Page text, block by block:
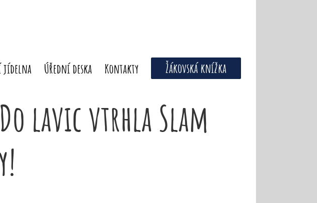
jídelna Úřední deska Kontakty Žákovská knížka
lavic vtrhla Slam